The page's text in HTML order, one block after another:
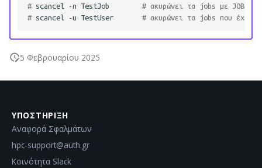
# scancel -n TestJob
# ακυρώνει τα jobs με
# scancel -u TestUser # ακυρώνει τα jobs που έχει
5 Φεβρουαρίου 2025
ΥΠΟΣΤΉΡΙΞΗ
Αναφορά Σφαλμάτων
hpc-support@auth.gr
Κοινότητα Slack